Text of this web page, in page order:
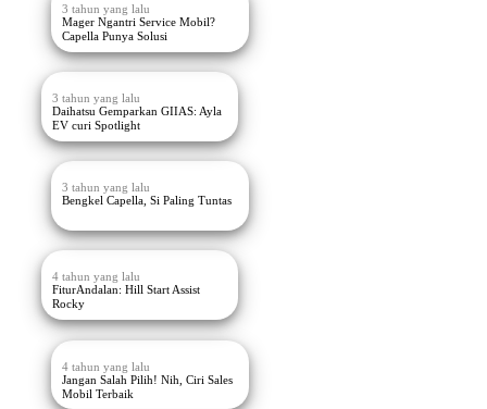
3 tahun yang lalu
Mager Ngantri Service Mobil?
Capella Punya Solusi
3 tahun yang lalu
Daihatsu Gemparkan GIIAS: Ayla
EV curi Spotlight
3 tahun yang lalu
Bengkel Capella, Si Paling Tuntas
4 tahun yang lalu
FiturAndalan: Hill Start Assist
Rocky
4 tahun yang lalu
Jangan Salah Pilih! Nih, Ciri Sales
Mobil Terbaik